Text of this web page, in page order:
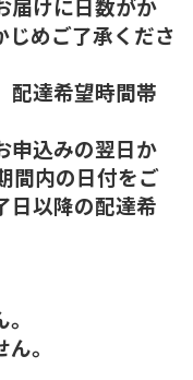
じめご了承くださ
配達希望時間帯
申込みの翌日か
間内の日付をご
日以降の配達希
。